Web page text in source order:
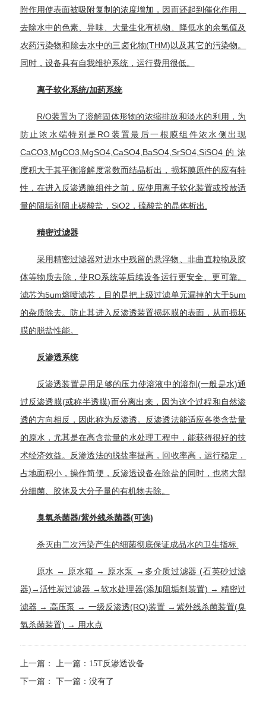
附作用使表面被吸附复制的浓度增加，因而还起到催化作用、
去除水中的色素、异味、大量生化有机物、降低水的余氯值及
农药污染物和除去水中的三卤化物(THM)以及其它的污染物。
同时，设备具有自我维护系统，运行费用很低。
离子软化系统/加药系统
R/O装置为了溶解固体形物的浓缩排放和淡水的利用，为
防止浓水端特别是RO装置最后一根膜组件浓水侧出现
CaCO3 ,MgCO3,MgSO4,CaSO4,BaSO4,SrSO4,SiSO4的浓
度积大于其平衡溶解度常数而结晶析出，损坏膜原件的应有特
性，在进入 反渗透膜组件之前，应使用离子软化装置或投放适
量的阻垢剂阻止碳酸盐，SiO2，硫酸盐的晶体析出.
精密过滤器
采用精密过滤器对进水中残留的悬浮物
、非曲直粒物及胶
体等物质去除，使RO系统等后续设备运行更安全、更可靠。
滤芯为5um熔喷滤芯 ，目的是把上级过滤单元漏掉的大于5um
的杂质除去。防止其进入 反渗透装置损坏膜的表面，从而损坏
膜的脱盐性能。
反渗透系统
反渗透装置是用足够的压力使溶液中的溶剂(一般是水)通
过反渗透膜(或称半透膜)而分离出来，因为这个过程和自然渗
透的方向相反，因此称为反渗透。 反渗透法能适应各类含盐量
的原水，尤其是在高含盐量的水处理工程中，能获得很好的技
术经济效益。反渗透法的脱盐率提高， 回收率高，运行稳定，
占地面积小，操作简便，反渗透设备在除盐的同时，也将大部
分细菌、胶体及大分子量的有机物去除。
臭氧杀菌器/紫外线杀菌器(可选)
杀灭由二次污染产生的细菌彻底保证成品水的卫生指标.
原水 → 原水箱 → 原水泵 → 多介质过滤器 (石英砂过滤
器)→活性炭过滤器 →软水处理器(添加阻垢剂装置) →精密过
滤器 →高压泵 → 一级反渗透(RO)装置 →紫外线杀菌装置(臭
氧杀菌装置) → 用水点
上一篇： 上一篇： 15T反渗透设备
下一篇： 下一篇：没有了